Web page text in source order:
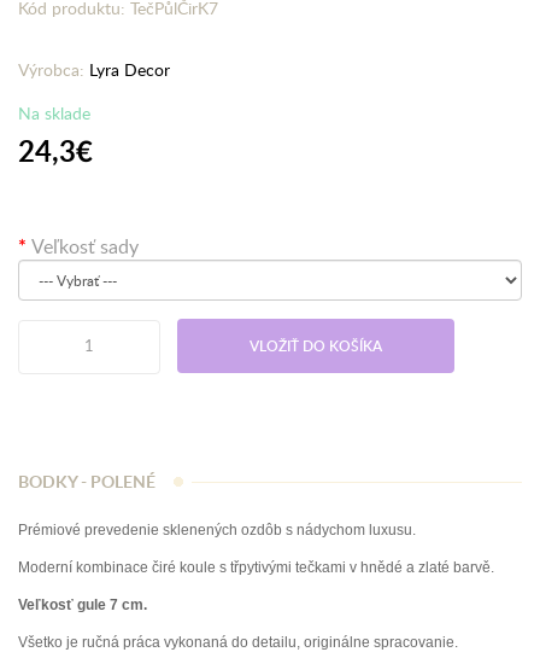
Kód produktu: TečPůlČirK7
Výrobca: Lyra Decor
Na sklade
24,3€
Veľkosť sady
VLOŽIŤ DO KOŠÍKA
BODKY - POLENÉ
Prémiové prevedenie sklenených ozdôb s nádychom luxusu.
Moderní kombinace čiré koule s třpytivými tečkami v hnědé a zlaté barvě.
Veľkosť gule 7 cm.
Všetko je ručná práca vykonaná do detailu, originálne spracovanie.